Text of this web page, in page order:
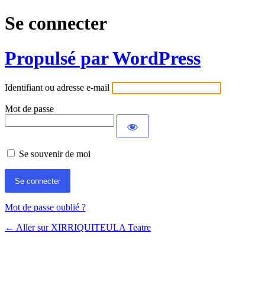
Se connecter
Propulsé par WordPress
Identifiant ou adresse e-mail
Mot de passe
Se souvenir de moi
Mot de passe oublié ?
← Aller sur XIRRIQUITEULA Teatre